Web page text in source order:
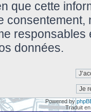
que cette
données.
Powered by
Traduit